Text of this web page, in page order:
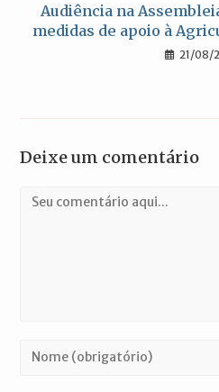
Audiência na
medidas de apoio à
21/08/
Deixe um comentário
Comentário
Digite